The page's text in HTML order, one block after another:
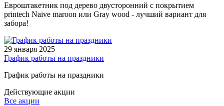
Евроштакетник под дерево двусторонний с покрытием
printech Naive maroon или Gray wood - лучший вариант для
забора!
29 января 2025
График работы на праздники
График работы на праздники
Действующие акции
Все акции